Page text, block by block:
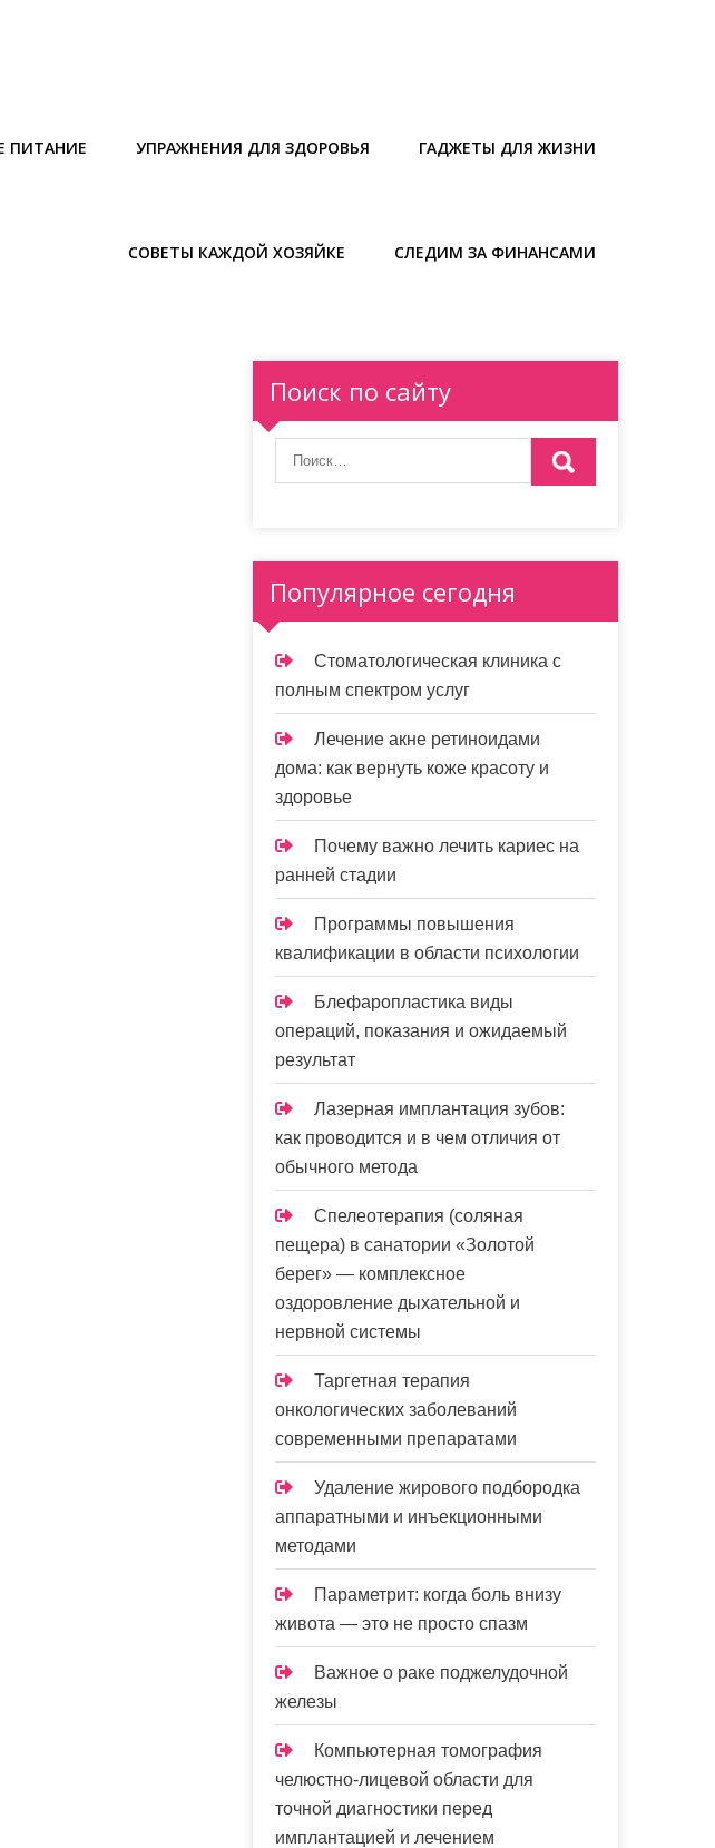
ПИТАНИЕ УПРАЖНЕНИЯ ДЛЯ ЗДОРОВЬЯ ГАДЖЕТЫ ДЛЯ ЖИЗНИ
СОВЕТЫ КАЖДОЙ ХОЗЯЙКЕ СЛЕДИМ ЗА ФИНАНСАМИ
Поиск по сайту
Популярное сегодня
Стоматологическая клиника с
полным спектром услуг
Лечение акне ретиноидами
дома: как вернуть коже красоту и
здоровье
Почему важно лечить кариес на
ранней стадии
Программы повышения
квалификации в области психологии
Блефаропластика виды
операций, показания и ожидаемый
результат
Лазерная имплантация зубов:
как проводится и в чем отличия от
обычного метода
Спелеотерапия (соляная
пещера) в санатории «Золотой
берег» — комплексное
оздоровление дыхательной и
нервной системы
Таргетная терапия
онкологических заболеваний
современными препаратами
Удаление жирового подбородка
аппаратными и инъекционными
методами
Параметрит: когда боль внизу
живота — это не просто спазм
Важное о раке поджелудочной
железы
Компьютерная томография
челюстно-лицевой области для
точной диагностики перед
имплантацией и лечением